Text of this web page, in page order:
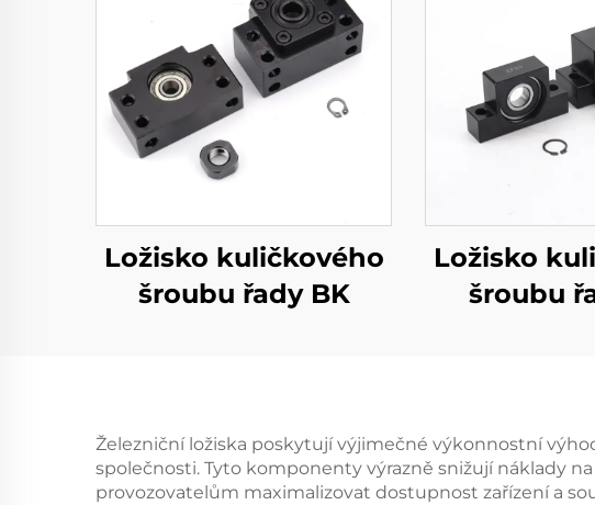
Ložisko kuličkového
šroubu řady BK
Ložisko
šroubu
Železniční ložiska poskytují výjimečné výkonnostní
společnosti. Tyto komponenty výrazně snižují náklady
provozovatelům maximalizovat dostupnost zařízení a